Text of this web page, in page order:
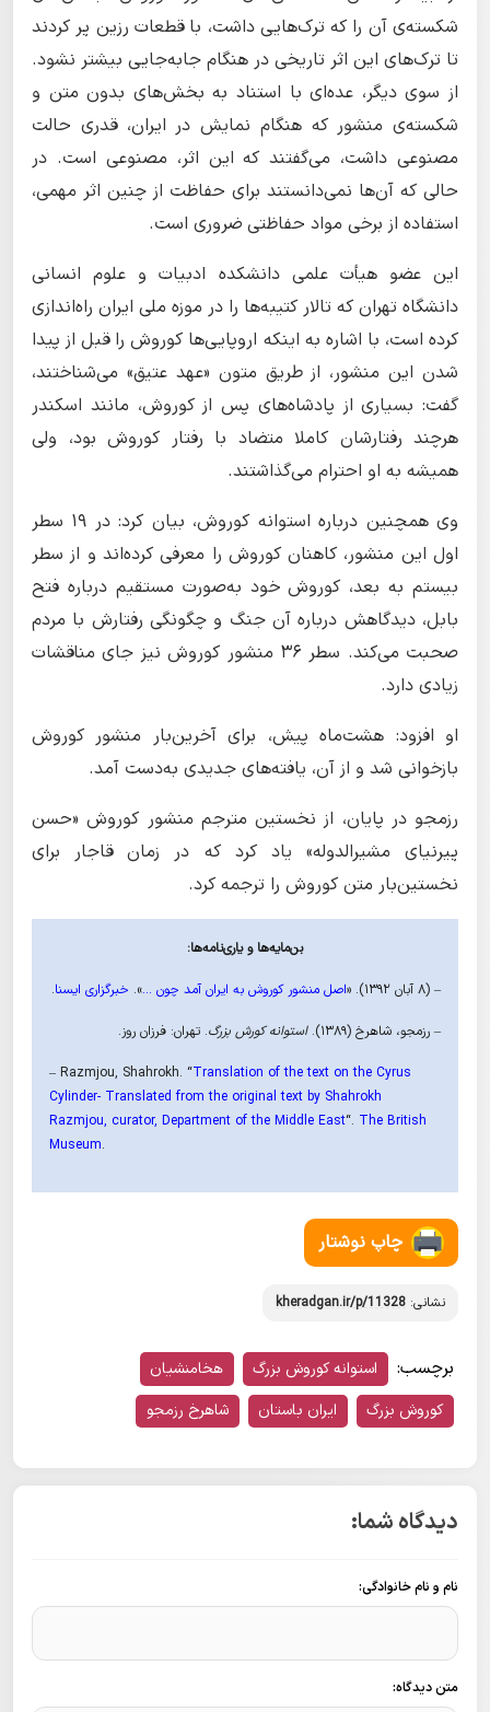
شکسته‌ی آن را که ترک‌هایی داشت، با قطعات رزین پر کردند
تا ترک‌های این اثر تاریخی در هنگام جابه‌جایی بیشتر نشود.
از سوی دیگر، عده‌ای با استناد به بخش‌های بدون متن و
شکسته‌ی منشور که هنگام نمایش در ایران، قدری حالت
مصنوعی داشت، می‌گفتند که این اثر، مصنوعی است. در
حالی که آن‌ها نمی‌دانستند برای حفاظت از چنین اثر مهمی،
استفاده از برخی مواد حفاظتی ضروری است.
این عضو هیأت علمی دانشکده ادبیات و علوم انسانی
دانشگاه تهران که تالار کتیبه‌ها را در موزه ملی ایران راه‌اندازی
کرده است، با اشاره به اینکه اروپایی‌ها کوروش را قبل از پیدا
شدن این منشور، از طریق متون «عهد عتیق» می‌شناختند،
گفت: بسیاری از پادشاه‌های پس از کوروش، مانند اسکندر
هرچند رفتارشان کاملا متضاد با رفتار کوروش بود، ولی
همیشه به او احترام می‌گذاشتند.
وی همچنین درباره استوانه کوروش، بیان کرد: در ۱۹ سطر
اول این منشور، کاهنان کوروش را معرفی کرده‌اند و از سطر
بیستم به بعد، کوروش خود به‌صورت مستقیم درباره فتح
بابل، دیدگاهش درباره آن جنگ و چگونگی رفتارش با مردم
صحبت می‌کند. سطر ۳۶ منشور کوروش نیز جای مناقشات
زیادی دارد.
او افزود: هشت‌ماه پیش، برای آخرین‌بار منشور کوروش
بازخوانی شد و از آن، یافته‌های جدیدی به‌دست آمد.
رزمجو در پایان، از نخستین مترجم منشور کوروش «حسن
پیرنیای مشیرالدوله» یاد کرد که در زمان قاجار برای
نخستین‌بار متن کوروش را ترجمه کرد.
بن‌مایه‌ها و یاری‌نامه‌ها:
– (۸ آبان ۱۳۹۲). « اصل منشور کوروش به ایران آمد چون …». خبرگزاری ایسنا.
– رزمجو، شاهرخ (١۳۸۹). استوانه کورش بزرگ. تهران: فرزان روز.
– Razmjou, Shahrokh. “Translation of the text on the Cyrus
Cylinder- Translated from the original text by Shahrokh
Razmjou, curator, Department of the Middle East“. The British
Museum.
چاپ نوشتار
نشانی: kheradgan.ir/p/11328
برچسب: استوانه کوروش بزرگ
هخامنشیان
کوروش بزرگ
ایران باستان شاهرخ رزمجو
دیدگاه شما:
نام و نام خانوادگی:
متن دیدگاه: